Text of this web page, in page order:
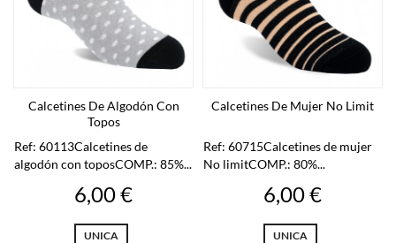
Calcetines De Algodón Con
Topos
Ref: 60113Calcetines de
algodón con toposCOMP.: 85%...
Preu
6,00 €
UNICA
Calcetines De Mujer No Limit
Ref: 60715Calcetines de mujer
No limitCOMP.: 80%...
Preu
6,00 €
UNICA